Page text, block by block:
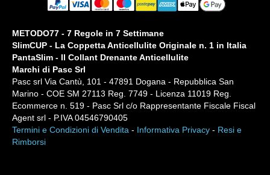
METODO77 - 7 Regole in 7 Settimane
SlimCUP - La Coppetta Anticellulite Originale n. 1 in Italia
PantaSlim - Il Collant Drenante Anticellulite
Marchi di Pasc Srl
Pasc srl Via Cantù, 101 - 47891 Dogana - Repubblica San
Marino - COE SM 27113 Reg. 7749 - Licenza 11019 Reg.
Ecommerce n. 519 - Pasc Srl c/o Rappresentante Fiscale Fiscal
Agent srl - P.IVA 04546790405
Termini e Condizioni di Vendita - Informativa Privacy - Resi e
Rimborsi